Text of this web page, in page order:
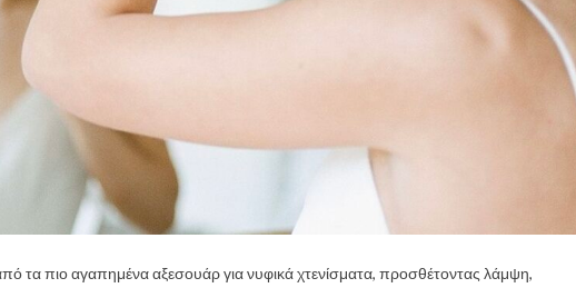
τα πιο αγαπημένα αξεσουάρ για νυφικά χτενίσματα, προσθέτοντας λάμψη,